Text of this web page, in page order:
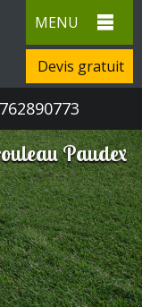
MENU
Devis gratuit
Paudex